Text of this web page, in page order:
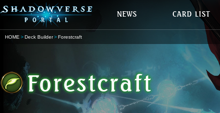
HOME Deck Builder Forestcraft